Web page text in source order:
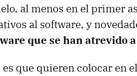
al menos en el primer
al software, y
que se han atrevido
que quieren colocar en